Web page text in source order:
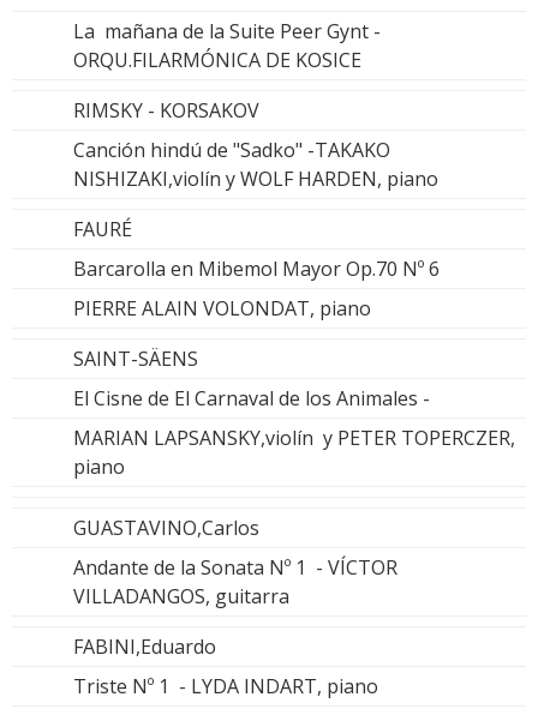
La mañana de la Suite Peer Gynt -
ORQU.FILARMÓNICA DE KOSICE
RIMSKY - KORSAKOV
Canción hindú de "Sadko" -TAKAKO
NISHIZAKI,violín y WOLF HARDEN, piano
FAURÉ
Barcarolla en Mibemol Mayor Op.70 Nº 6
PIERRE ALAIN VOLONDAT, piano
SAINT-SÄENS
El Cisne de El Carnaval de los Animales -
MARIAN LAPSANSKY,violín y PETER TOPERCZER,
piano
GUASTAVINO,Carlos
Andante de la Sonata Nº 1 - VÍCTOR
VILLADANGOS, guitarra
FABINI,Eduardo
Triste Nº 1 - LYDA INDART, piano